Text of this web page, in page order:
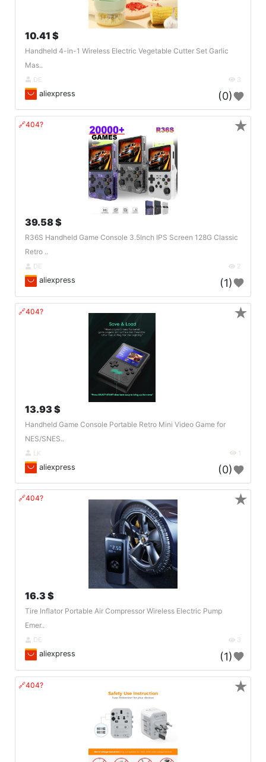
10.41 $
Handheld 4-in-1 Wireless Electric Vegetable Cutter Set Garlic
Mas..
DE 3
aliexpress (0)
🔗404?
39.58 $
R36S Handheld Game Console 3.5Inch IPS Screen 128G Classic
Retro ..
DE 2
aliexpress (1)
★
🔗404?
13.93 $
Handheld Game Console Portable Retro Mini Video Game for
NES/SNES..
LK 1
aliexpress (0)
★
🔗404?
16.3 $
Tire Inflator Portable Air Compressor Wireless Electric Pump
Emer..
DE 3
aliexpress (1)
★
🔗404? ★